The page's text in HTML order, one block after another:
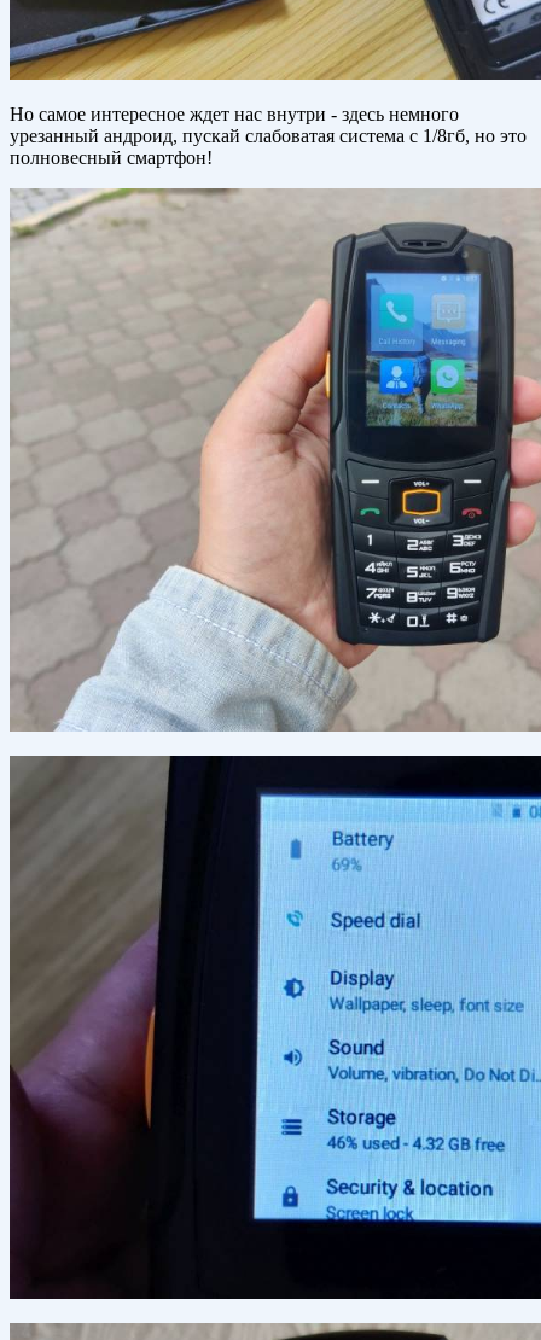
Но самое интересное ждет нас внутри - здесь немного
урезанный андроид, пускай слабоватая система с 1/8гб, но это
полновесный смартфон!